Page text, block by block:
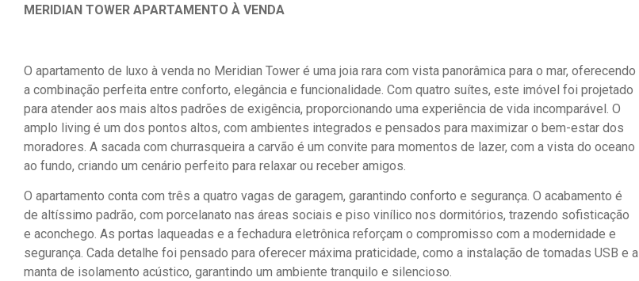
MERIDIAN TOWER APARTAMENTO À VENDA
O apartamento de luxo à venda no Meridian Tower é uma joia rara com vista panorâmica para o mar, oferecendo
a combinação perfeita entre conforto, elegância e funcionalidade. Com quatro suítes, este imóvel foi projetado
para atender aos mais altos padrões de exigência, proporcionando uma experiência de vida incomparável. O
amplo living é um dos pontos altos, com ambientes integrados e pensados para maximizar o bem-estar dos
moradores. A sacada com churrasqueira a carvão é um convite para momentos de lazer, com a vista do oceano
ao fundo, criando um cenário perfeito para relaxar ou receber amigos.
O apartamento conta com três a quatro vagas de garagem, garantindo conforto e segurança. O acabamento é
de altíssimo padrão, com porcelanato nas áreas sociais e piso vinílico nos dormitórios, trazendo sofisticação
e aconchego. As portas laqueadas e a fechadura eletrônica reforçam o compromisso com a modernidade e
segurança. Cada detalhe foi pensado para oferecer máxima praticidade, como a instalação de tomadas USB e a
manta de isolamento acústico, garantindo um ambiente tranquilo e silencioso.